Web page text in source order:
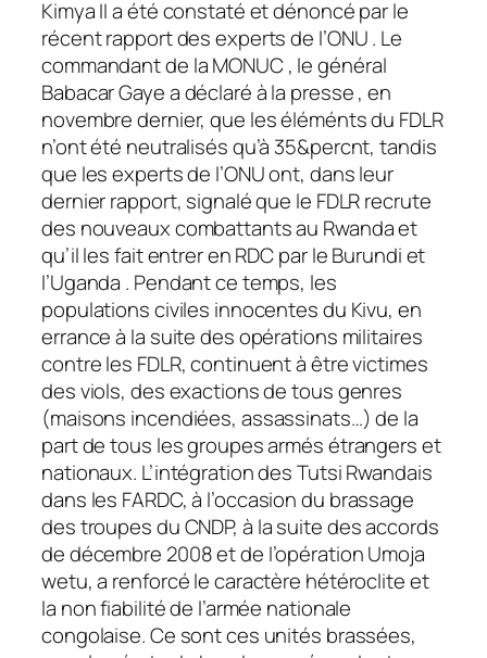
Kimya II a été constaté et dénoncé par le
récent rapport des experts de l’ONU . Le
commandant de la MONUC , le général
Babacar Gaye a déclaré à la presse , en
novembre dernier, que les éléménts du FDLR
n’ont été neutralisés qu’à 35&percnt, tandis
que les experts de l’ONU ont, dans leur
dernier rapport, signalé que le FDLR recrute
des nouveaux combattants au Rwanda et
qu’il les fait entrer en RDC par le Burundi et
l’Uganda . Pendant ce temps, les
populations civiles innocentes du Kivu, en
errance à la suite des opérations militaires
contre les FDLR, continuent à être victimes
des viols, des exactions de tous genres
(maisons incendiées, assassinats…) de la
part de tous les groupes armés étrangers et
nationaux. L’intégration des Tutsi Rwandais
dans les FARDC, à l’occasion du brassage
des troupes du CNDP, à la suite des accords
de décembre 2008 et de l’opération Umoja
wetu, a renforcé le caractère hétéroclite et
la non fiabilité de l’armée nationale
congolaise. Ce sont ces unités brassées,